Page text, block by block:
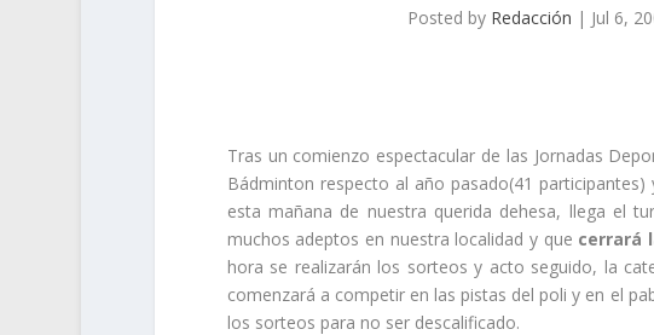
Posted by Redacción | Jul 6,
Tras un comienzo espectacular de las Jornadas
Bádminton respecto al año pasado(41
esta mañana de nuestra querida dehesa, llega el
muchos adeptos en nuestra localidad y que cerrará
hora se realizarán los sorteos y acto seguido, la
comenzará a competir en las pistas del poli y en el
los sorteos para no ser descalificado.